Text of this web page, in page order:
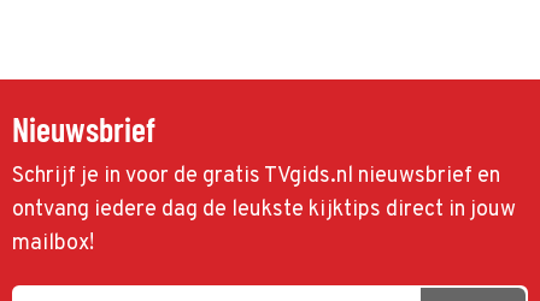
Nieuwsbrief
Schrijf je in voor de gratis TVgids.nl nieuwsbrief en
ontvang iedere dag de leukste kijktips direct in jouw
mailbox!